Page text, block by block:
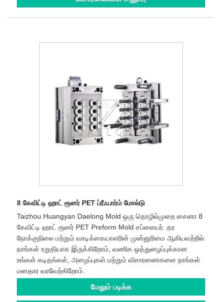
8 கேவிட்டி ஹாட் ரூனர் PET ப்ரீஃபார்ம் மோல்டு
Taizhou Huangyan Daelong Mold ஒரு தொழில்முறை சைனா 8
கேவிட்டி ஹாட் ரூனர் PET Preform Mold சப்ளையர். தர
நோக்குநிலை மற்றும் வாடிக்கையாளரின் முன்னுரிமை ஆகியவற்றில்
நாங்கள் உறுதியாக இருக்கிறோம், வணிக ஒத்துழைப்புக்கான
உங்கள் கடிதங்கள், அழைப்புகள் மற்றும் விசாரணைகளை நாங்கள்
மனதார வரவேற்கிறோம்.
மேலும் படிக்க